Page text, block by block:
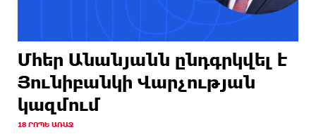
Մհեր Անանյանն ընդգրկվել է
Յունիբանկի Վարչության
կազմում
18 ՐՈՊԵ ԱՌԱՋ